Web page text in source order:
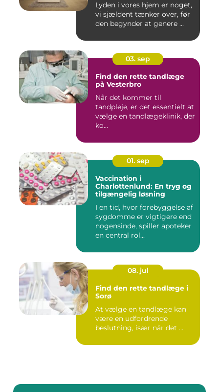
Lyden i vores hjem er noget,
vi sjældent tænker over, før
den begynder at genere ...
03. sep
Find den rette tandlæge
på Vesterbro
Når det kommer til
tandpleje, er det essentielt at
vælge en tandlægeklinik, der
ko...
01. sep
Vaccination i
Charlottenlund: En tryg og
tilgængelig løsning
I en tid, hvor forebyggelse af
sygdomme er vigtigere end
nogensinde, spiller apoteker
en central rol...
08. jul
Find den rette tandlæge i
Sorø
At vælge en tandlæge kan
være en udfordrende
beslutning, især når det ...